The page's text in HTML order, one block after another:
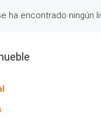
ha encontrado ningún